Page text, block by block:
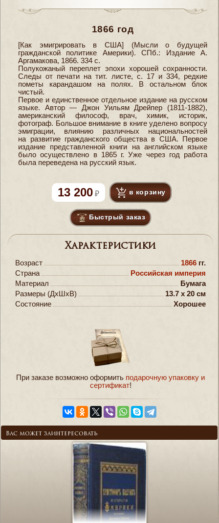
1866 год
[Как эмигрировать в США] (Мысли о будущей
гражданской политике Америки). СПб.: Издание А.
Аргамакова, 1866. 334 с.
Полукожаный переплет эпохи хорошей сохранности.
Следы от печати на тит. листе, с. 17 и 334, редкие
пометы карандашом на полях. В остальном блок
чистый.
Первое и единственное отдельное издание на русском
языке. Автор — Джон Уильям Дрейпер (1811-1882),
американский философ, врач, химик, историк,
фотограф. Большое внимание в книге уделено вопросу
эмиграции, влиянию различных национальностей
на развитие гражданского общества в США. Первое
издание представленной книги на английском языке
было осуществлено в 1865 г. Уже через год работа
была переведена на русский язык.
13 200 в корзину
Быстрый заказ
Характеристики
Возраст 1866 гг.
Страна
Российская империя
Материал
Бумага
Размеры (ДxШxВ)
13.7 x 20 см
Состояние
Хорошее
При заказе возможно оформить подарочную упаковку и
сертификат!
Вас может заинтересовать